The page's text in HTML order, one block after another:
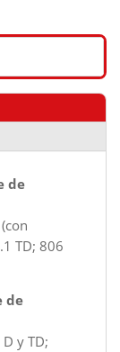
de
TD; 806
de
y TD;